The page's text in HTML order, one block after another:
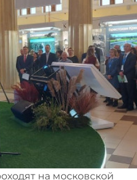
на московской